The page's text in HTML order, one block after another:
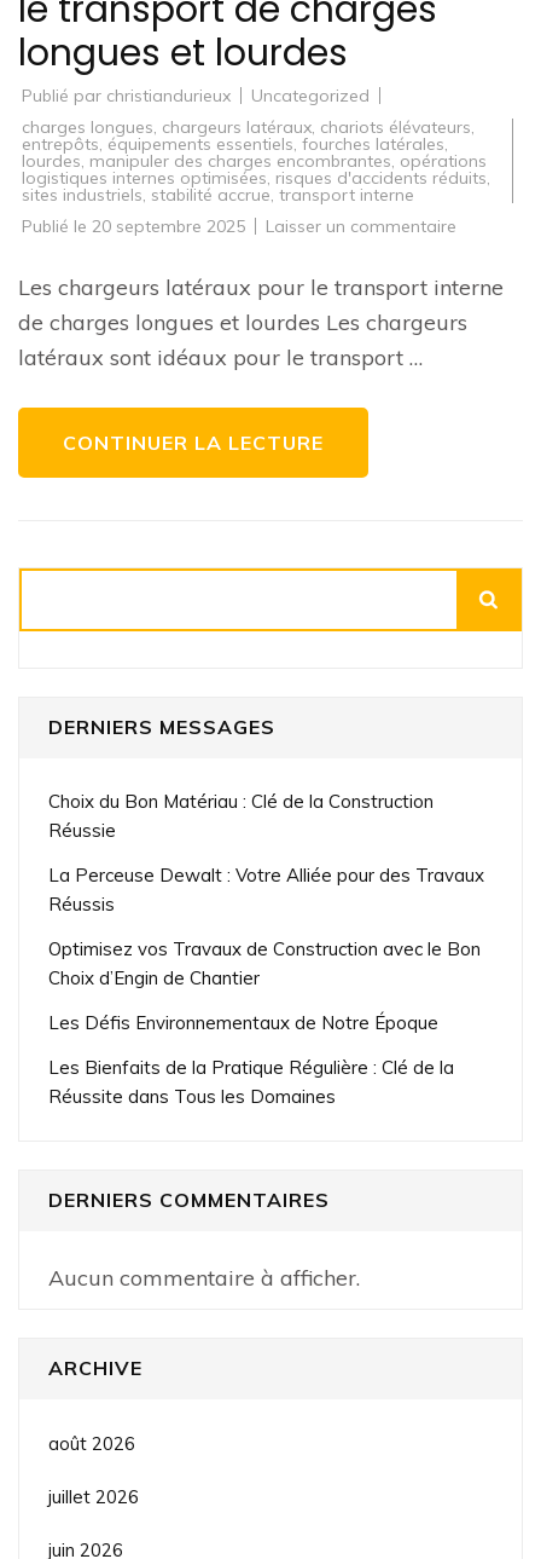
longues et lourdes
Publié par christiandurieux
Uncategorized
charges longues, chargeurs latéraux, chariots élévateurs,
entrepôts, équipements essentiels, fourches latérales,
lourdes, manipuler des charges encombrantes, opérations
logistiques internes optimisées, risques d'accidents réduits,
sites industriels, stabilité accrue, transport interne
Publié le 20 septembre 2025 Laisser un commentaire
logistiques
avec
Les chargeurs latéraux pour le transport interne
de charges longues et lourdes Les chargeurs
latéraux sont idéaux pour le transport …
CONTINUER LA LECTURE
DERNIERS MESSAGES
Choix du Bon Matériau : Clé de la Construction
Réussie
La Perceuse Dewalt : Votre Alliée pour des Travaux
Réussis
Optimisez vos Travaux de Construction avec le Bon
Choix d’Engin de Chantier
Les Défis Environnementaux de Notre Époque
Les Bienfaits de la Pratique Régulière : Clé de la
Réussite dans Tous les Domaines
DERNIERS COMMENTAIRES
Aucun commentaire à afficher.
ARCHIVE
août 2026
juillet 2026
juin 2026